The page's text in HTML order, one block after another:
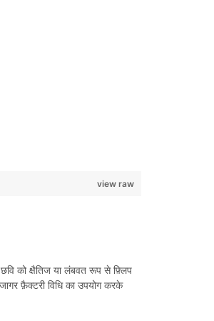
view raw
को क्षैतिज या लंबवत रूप से फ़्लिप
उजागर फ़ैक्टरी विधि का उपयोग करके